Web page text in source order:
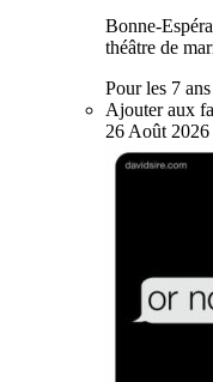
Bonne-
théâtre de
Pour les 7
Ajouter aux
26 Août 2026